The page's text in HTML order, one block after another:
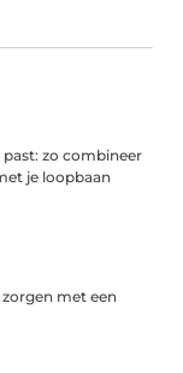
zo combineer
je loopbaan
met een